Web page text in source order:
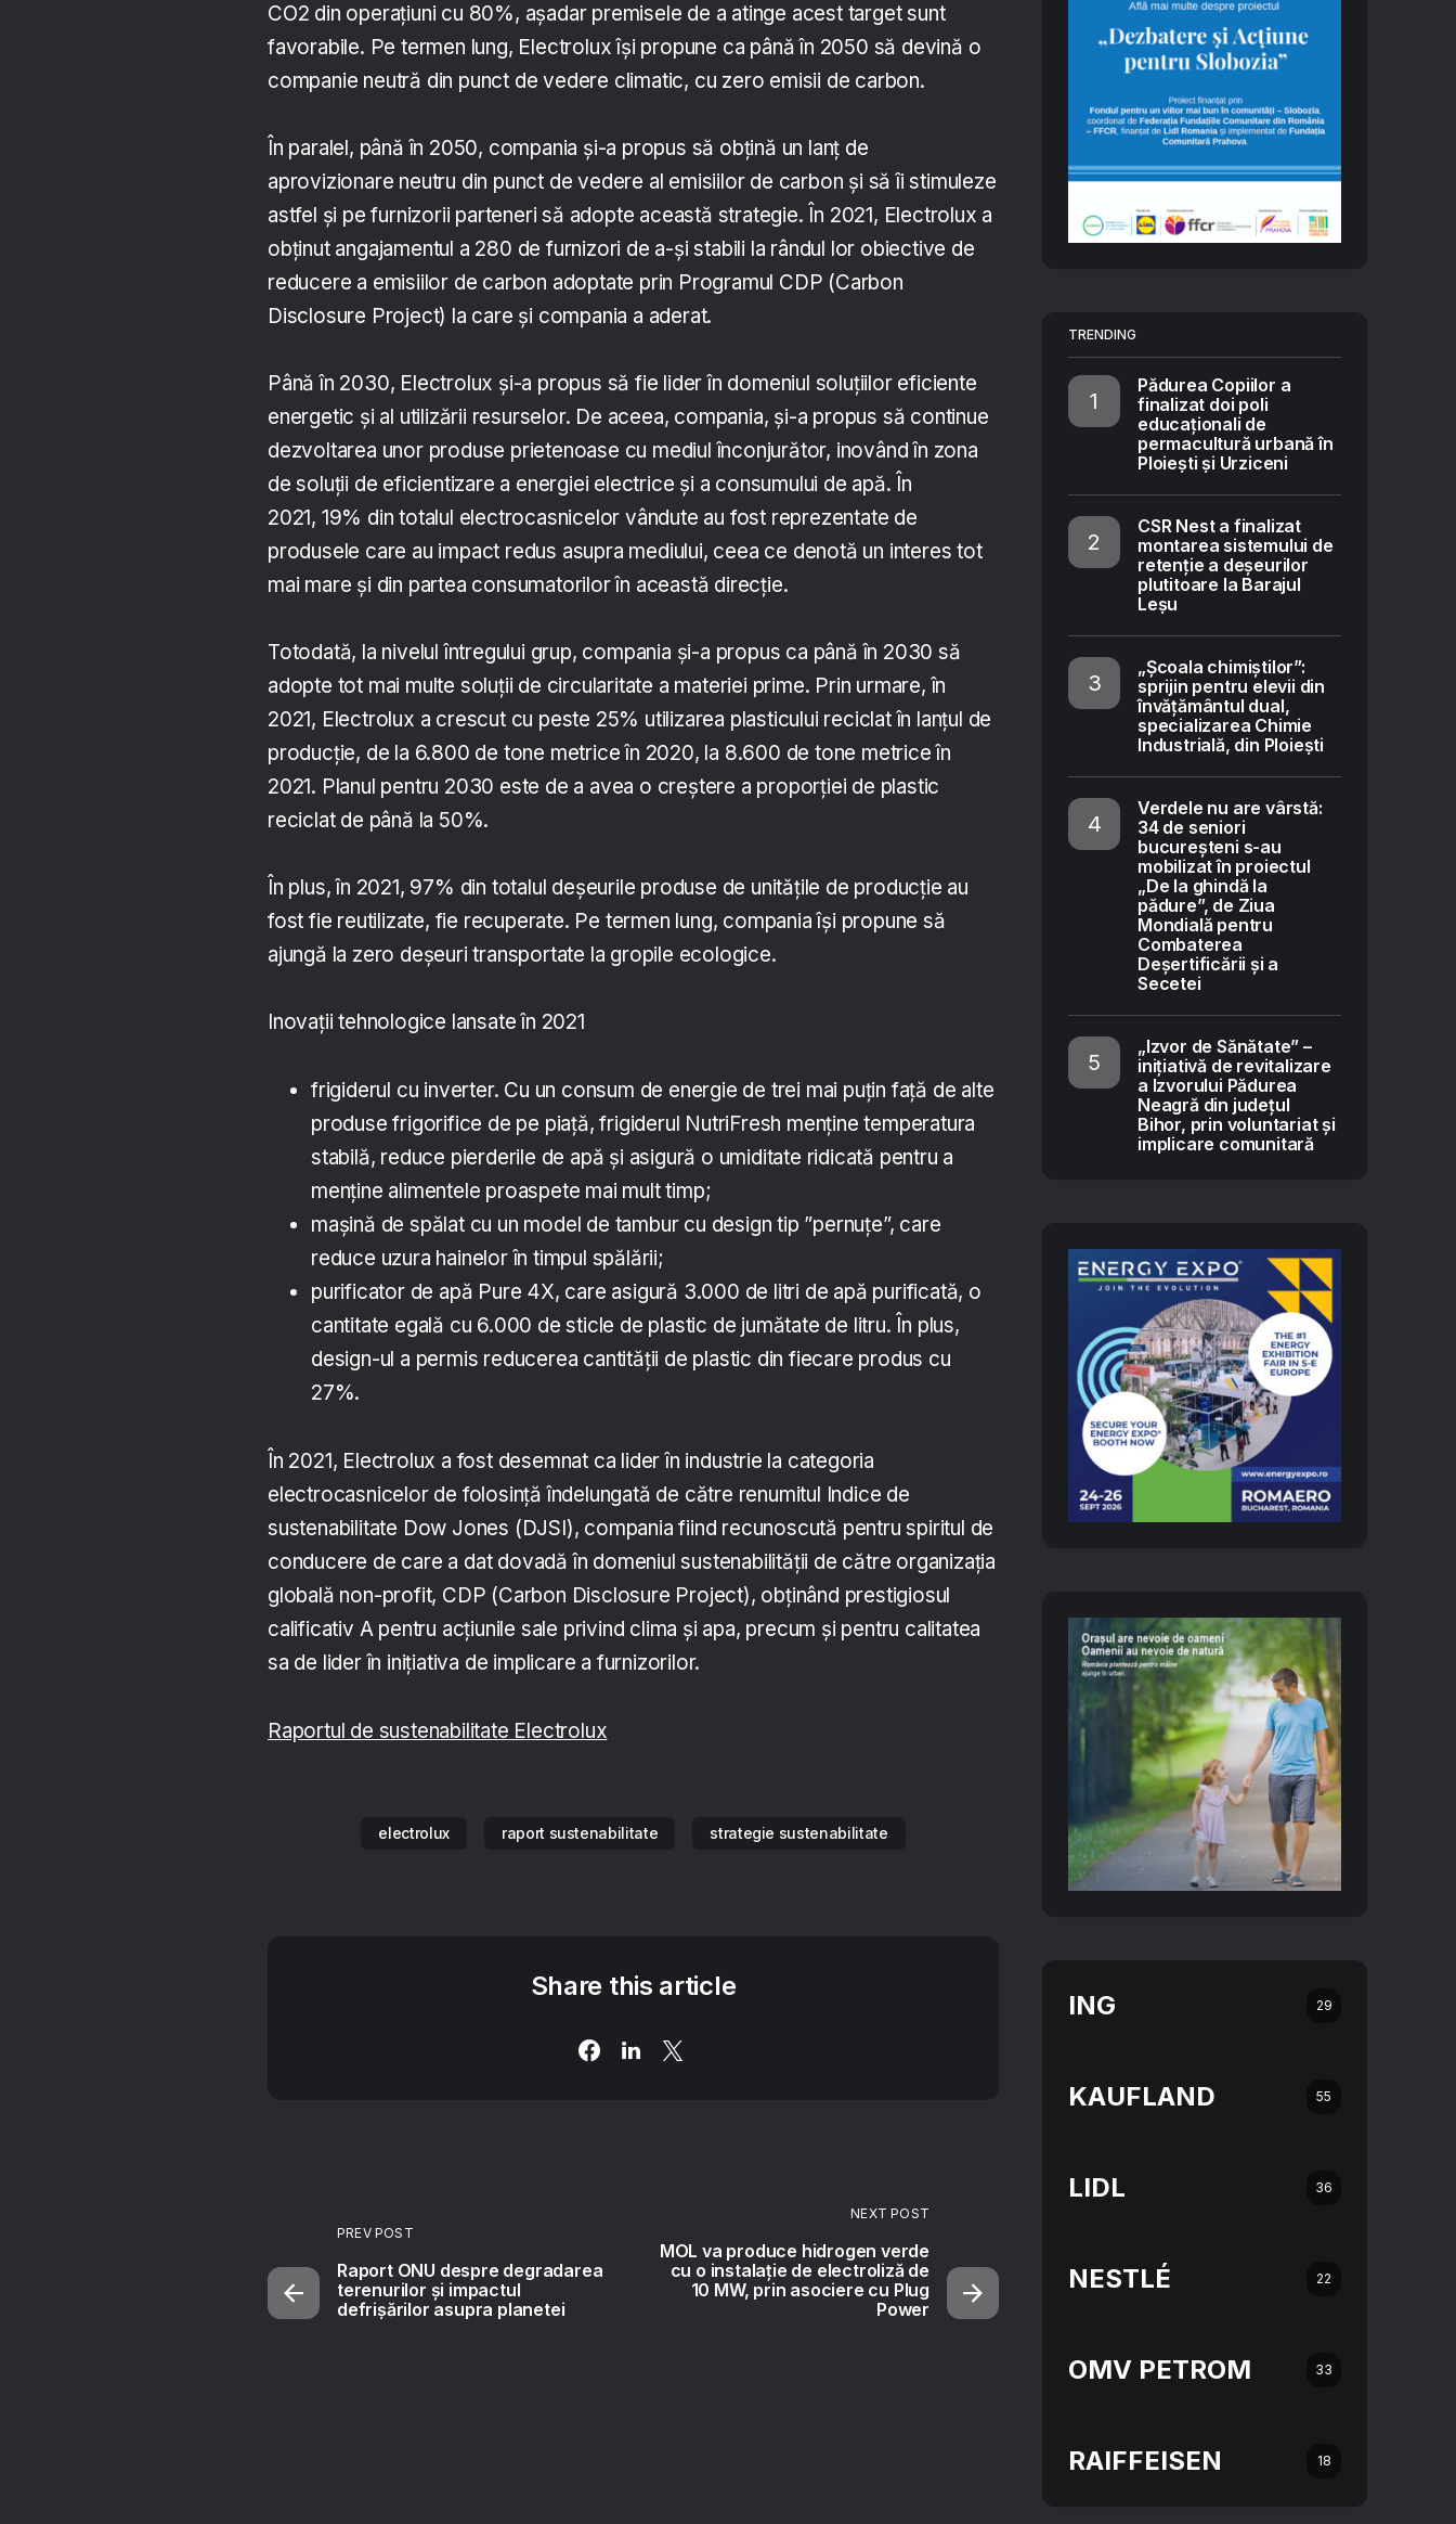
CO2 din operațiuni cu 80%, așadar premisele de a atinge acest target sunt
favorabile. Pe termen lung, Electrolux își propune ca până în 2050 să devină o
companie neutră din punct de vedere climatic, cu zero emisii de carbon.
În paralel, până în 2050, compania și-a propus să obțină un lanț de
aprovizionare neutru din punct de vedere al emisiilor de carbon și să îi stimuleze
astfel și pe furnizorii parteneri să adopte această strategie. În 2021, Electrolux a
obținut angajamentul a 280 de furnizori de a-și stabili la rândul lor obiective de
reducere a emisiilor de carbon adoptate prin Programul CDP (Carbon
Disclosure Project) la care și compania a aderat.
Până în 2030, Electrolux și-a propus să fie lider în domeniul soluțiilor eficiente
energetic și al utilizării resurselor. De aceea, compania, și-a propus să continue
dezvoltarea unor produse prietenoase cu mediul înconjurător, inovând în zona
de soluții de eficientizare a energiei electrice și a consumului de apă. În
2021, 19% din totalul electrocasnicelor vândute au fost reprezentate de
produsele care au impact redus asupra mediului, ceea ce denotă un interes tot
mai mare și din partea consumatorilor în această direcție.
Totodată, la nivelul întregului grup, compania și-a propus ca până în 2030 să
adopte tot mai multe soluții de circularitate a materiei prime. Prin urmare, în
2021, Electrolux a crescut cu peste 25% utilizarea plasticului reciclat în lanțul de
producție, de la 6.800 de tone metrice în 2020, la 8.600 de tone metrice în
2021. Planul pentru 2030 este de a avea o creștere a proporției de plastic
reciclat de până la 50%.
În plus, în 2021, 97% din totalul deșeurile produse de unitățile de producție au
fost fie reutilizate, fie recuperate. Pe termen lung, compania își propune să
ajungă la zero deșeuri transportate la gropile ecologice.
Inovații tehnologice lansate în 2021
frigiderul cu inverter. Cu un consum de energie de trei mai puțin față de alte
produse frigorifice de pe piață, frigiderul NutriFresh menține temperatura
stabilă, reduce pierderile de apă și asigură o umiditate ridicată pentru a
menține alimentele proaspete mai mult timp;
mașină de spălat cu un model de tambur cu design tip ”pernuțe”, care
reduce uzura hainelor în timpul spălării;
purificator de apă Pure 4X, care asigură 3.000 de litri de apă purificată, o
cantitate egală cu 6.000 de sticle de plastic de jumătate de litru. În plus,
design-ul a permis reducerea cantității de plastic din fiecare produs cu
27%.
În 2021, Electrolux a fost desemnat ca lider în industrie la categoria
electrocasnicelor de folosinţă îndelungată de către renumitul Indice de
sustenabilitate Dow Jones (DJSI), compania fiind recunoscută pentru spiritul de
conducere de care a dat dovadă în domeniul sustenabilităţii de către organizaţia
globală non-profit, CDP (Carbon Disclosure Project), obţinând prestigiosul
calificativ A pentru acţiunile sale privind clima și apa, precum și pentru calitatea
sa de lider în inițiativa de implicare a furnizorilor.
Raportul de sustenabilitate Electrolux
electrolux raport sustenabilitate strategie sustenabilitate
Share this article
PREV POST
Raport ONU despre degradarea
terenurilor și impactul
defrișărilor asupra planetei
NEXT POST
MOL va produce hidrogen verde
cu o instalație de electroliză de
10 MW, prin asociere cu Plug
Power
TRENDING
Pădurea Copiilor a
finalizat doi poli
educaționali de
permacultură urbană în
Ploiești și Urziceni
CSR Nest a finalizat
montarea sistemului de
retenție a deșeurilor
plutitoare la Barajul
Leșu
„Școala chimiștilor”:
sprijin pentru elevii din
învățământul dual,
specializarea Chimie
Industrială, din Ploiești
Verdele nu are vârstă:
34 de seniori
bucureșteni s-au
mobilizat în proiectul
„De la ghindă la
pădure”, de Ziua
Mondială pentru
Combaterea
Deșertificării și a
Secetei
„Izvor de Sănătate” –
inițiativă de revitalizare
a Izvorului Pădurea
Neagră din județul
Bihor, prin voluntariat și
implicare comunitară
ING 29
KAUFLAND 55
LIDL 36
NESTLÉ 22
OMV PETROM 33
RAIFFEISEN 18